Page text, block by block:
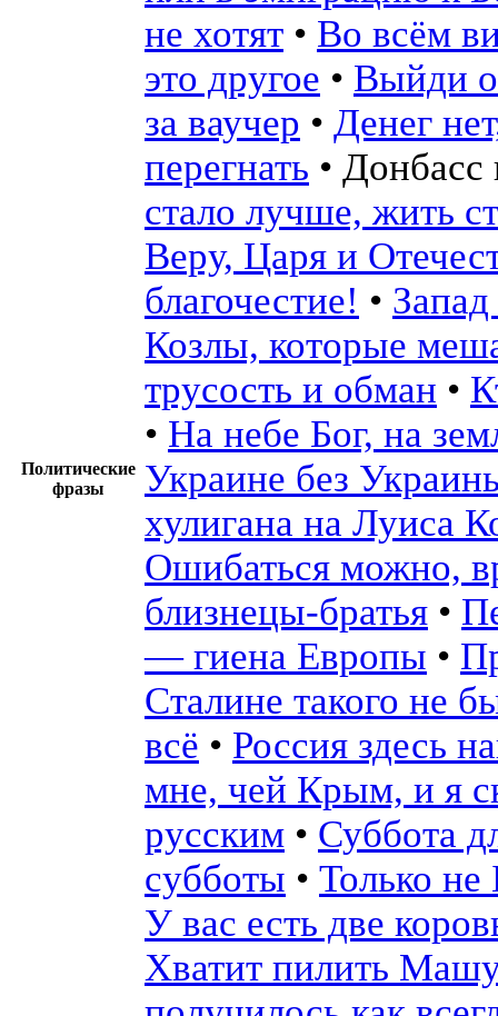
Политические
фразы
не хотят • Во всём
это другое • Выйди
за ваучер • Денег
перегнать • Донбасс
стало лучше, жить
Веру, Царя и
благочестие! •
Козлы, которые
трусость и обман •
• На небе Бог, на
Украине без
хулигана на Луиса
Ошибаться можно,
близнецы-братья •
— гиена Европы •
Сталине такого не
всё • Россия здесь
мне, чей Крым, и я
русским • Суббота
субботы • Только
У вас есть две
Хватит пилить